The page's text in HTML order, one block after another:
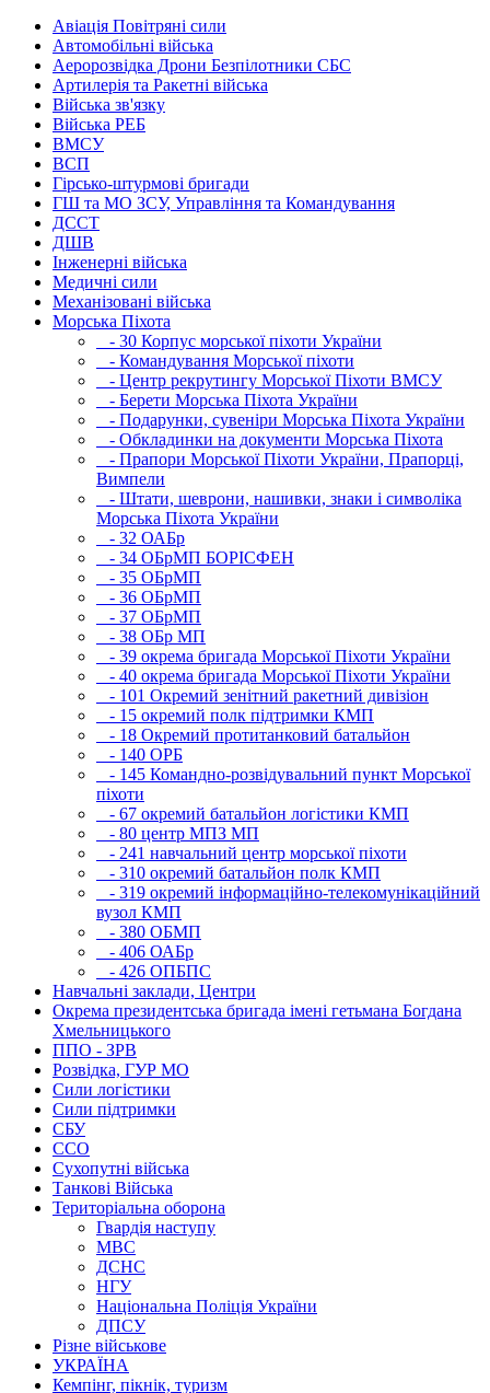
Авіація Повітряні сили
Автомобільні війська
Аеророзвідка Дрони Безпілотники СБС
Артилерія та Ракетні війська
Війська зв'язку
Війська РЕБ
ВМСУ
ВСП
Гірсько-штурмові бригади
ГШ та МО ЗСУ, Управління та Командування
ДССТ
ДШВ
Інженерні війська
Медичні сили
Механізовані війська
Морська Піхота
- 30 Корпус морської піхоти України
- Командування Морської піхоти
- Центр рекрутингу Морської Піхоти ВМСУ
- Берети Морська Піхота України
- Подарунки, сувеніри Морська Піхота України
- Обкладинки на документи Морська Піхота
- Прапори Морської Піхоти України, Прапорці,
Вимпели
- Штати, шеврони, нашивки, знаки і символіка
Морська Піхота України
- 32 ОАБр
- 34 ОБрМП БОРІСФЕН
- 35 ОБрМП
- 36 ОБрМП
- 37 ОБрМП
- 38 ОБр МП
- 39 окрема бригада Морської Піхоти України
- 40 окрема бригада Морської Піхоти України
- 101 Окремий зенітний ракетний дивізіон
- 15 окремий полк підтримки КМП
- 18 Окремий протитанковий батальйон
- 140 ОРБ
- 145 Командно-розвідувальний пункт Морської
піхоти
- 67 окремий батальйон логістики КМП
- 80 центр МПЗ МП
- 241 навчальний центр морської піхоти
- 310 окремий батальйон полк КМП
- 319 окремий інформаційно-телекомунікаційний
вузол КМП
- 380 ОБМП
- 406 ОАБр
- 426 ОПБПС
Навчальні заклади, Центри
Окрема президентська бригада імені гетьмана Богдана
Хмельницького
ППО - ЗРВ
Розвідка, ГУР МО
Сили логістики
Сили підтримки
СБУ
ССО
Сухопутні війська
Танкові Війська
Територіальна оборона
Гвардія наступу
МВС
ДСНС
НГУ
Національна Поліція України
ДПСУ
Різне військове
УКРАЇНА
Кемпінг, пікнік, туризм